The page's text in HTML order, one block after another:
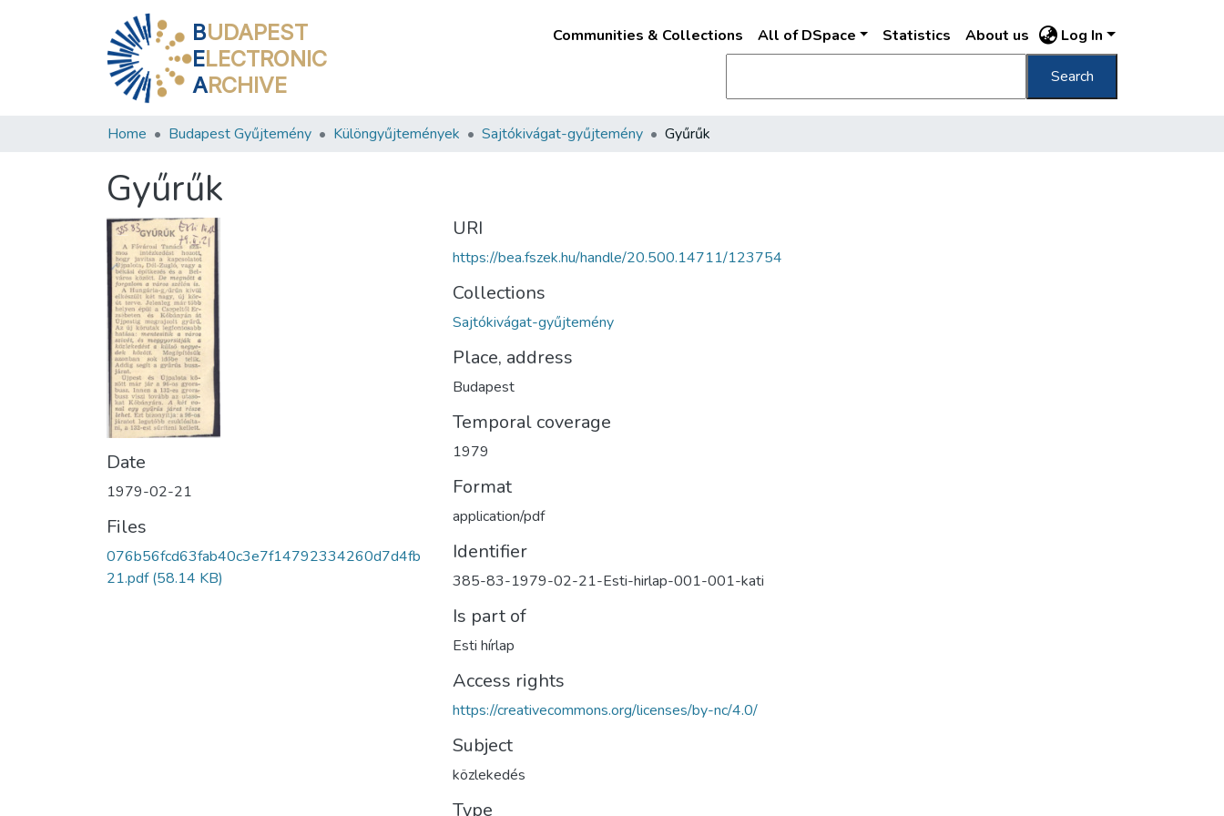
BUDAPEST
ELECTRONIC
ARCHIVE
Communities & Collections All of DSpace Statistics About us Log In
Search
Home Budapest Gyűjtemény Különgyűjtemények Sajtókivágat-gyűjtemény Gyűrűk
Gyűrűk
Date
1979-02-21
Files
076b56fcd63fab40c3e7f14792334260d7d4fb
21.pdf(58.14 KB)
URI
https://bea.fszek.hu/handle/20.500.14711/123754
Collections
Sajtókivágat-gyűjtemény
Place, address
Budapest
Temporal coverage
1979
Format
application/pdf
Identifier
385-83-1979-02-21-Esti-hirlap-001-001-kati
Is part of
Esti hírlap
Access rights
https://creativecommons.org/licenses/by-nc/4.0/
Subject
közlekedés
Type